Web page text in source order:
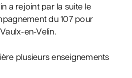
a rejoint par la suite le
du 107 pour
en-Velin.
plusieurs enseignements